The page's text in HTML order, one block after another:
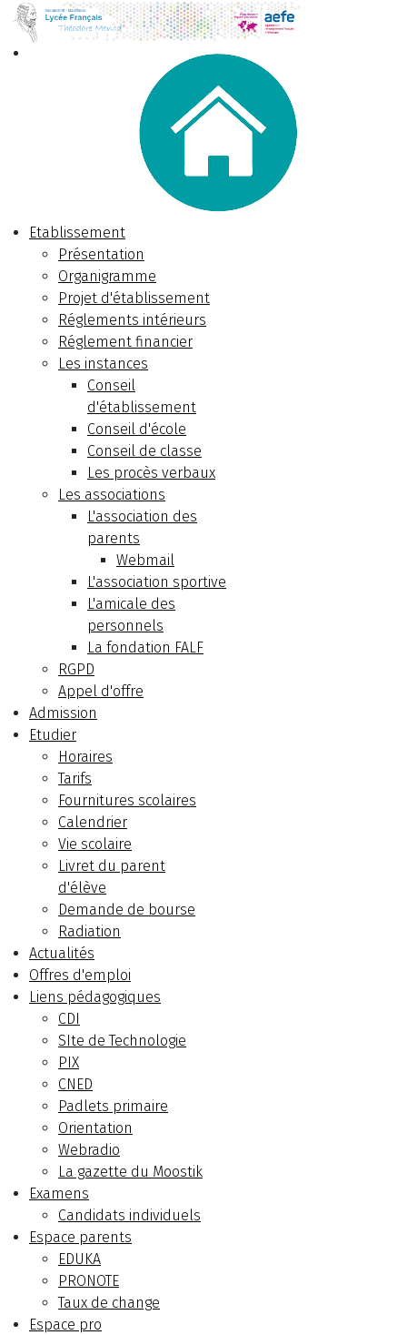
Etablissement
Présentation
Organigramme
Projet d'établissement
Réglements intérieurs
Réglement financier
Les instances
Conseil
d'établissement
Conseil d'école
Conseil de classe
Les procès verbaux
Les associations
L'association des
parents
Webmail
L'association sportive
L'amicale des
personnels
La fondation FALF
RGPD
Appel d'offre
Admission
Etudier
Horaires
Tarifs
Fournitures scolaires
Calendrier
Vie scolaire
Livret du parent
d'élève
Demande de bourse
Radiation
Actualités
Offres d'emploi
Liens pédagogiques
CDI
SIte de Technologie
PIX
CNED
Padlets primaire
Orientation
Webradio
La gazette du Moostik
Examens
Candidats individuels
Espace parents
EDUKA
PRONOTE
Taux de change
Espace pro